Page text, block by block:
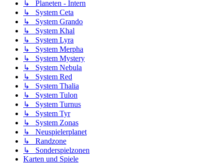
↳ Planeten - Intern
↳ System Ceta
↳ System Grando
↳ System Khal
↳ System Lyra
↳ System Merpha
↳ System Mystery
↳ System Nebula
↳ System Red
↳ System Thalia
↳ System Tulon
↳ System Turnus
↳ System Tyr
↳ System Zonas
↳ Neuspielerplanet
↳ Randzone
↳ Sonderspielzonen
Karten und Spiele